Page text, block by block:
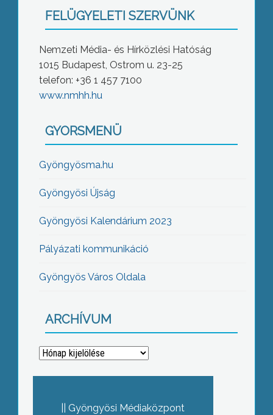
FELÜGYELETI SZERVÜNK
Nemzeti Média- és Hírközlési Hatóság
1015 Budapest, Ostrom u. 23-25
telefon: +36 1 457 7100
www.nmhh.hu
GYORSMENÜ
Gyöngyösma.hu
Gyöngyösi Újság
Gyöngyösi Kalendárium 2023
Pályázati kommunikáció
Gyöngyös Város Oldala
ARCHÍVUM
Archívum
Gyöngyösi Médiaközpont